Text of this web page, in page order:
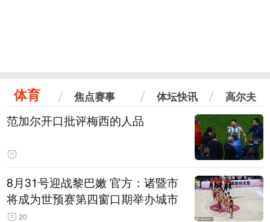
体育 焦点赛事 体坛快讯 高尔夫
范加尔开口批评梅西的人品
8月31号迎战黎巴嫩 官方：诸暨市
将成为世预赛第四窗口期举办城市
20